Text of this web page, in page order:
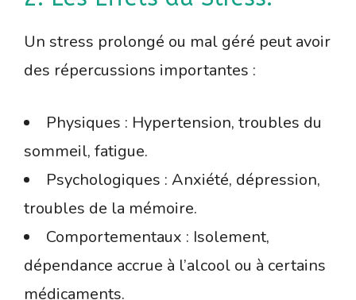
Un stress prolongé ou mal géré peut avoir
des répercussions importantes :
Physiques : Hypertension, troubles du
sommeil, fatigue.
Psychologiques : Anxiété, dépression,
troubles de la mémoire.
Comportementaux : Isolement,
dépendance accrue à l’alcool ou à certains
médicaments.